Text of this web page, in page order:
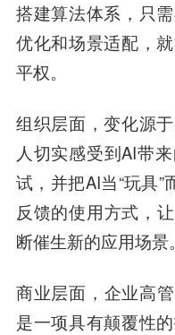
搭建算法体系，只
优化和场景适配，
平权。
组织层面，变化源
人切实感受到AI带
试，并把AI当“玩具”
反馈的使用方式，
断催生新的应用场景。
商业层面，企业高
是一项具有颠覆性